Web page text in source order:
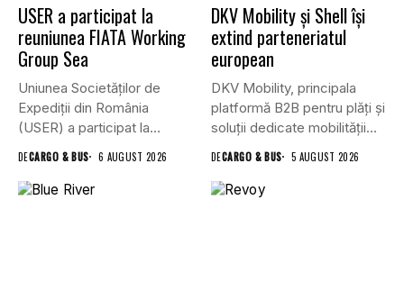
USER a participat la
reuniunea FIATA Working
Group Sea
Uniunea Societăților de
Expediții din România
(USER) a participat la
DECARGO & BUS 6 AUGUST 2026
DKV Mobility și Shell își
extind parteneriatul
european
DKV Mobility, principala
platformă B2B pentru plăți și
soluții dedicate mobilității
DECARGO & BUS 5 AUGUST 2026